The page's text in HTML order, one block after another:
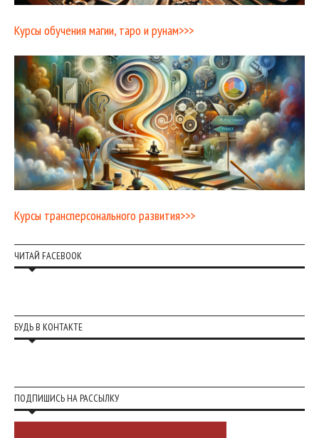
Курсы обучения магии, таро и рунам>>>
Курсы трансперсонального развития>>>
ЧИТАЙ FACEBOOK
БУДЬ В КОНТАКТЕ
ПОДПИШИСЬ НА РАССЫЛКУ